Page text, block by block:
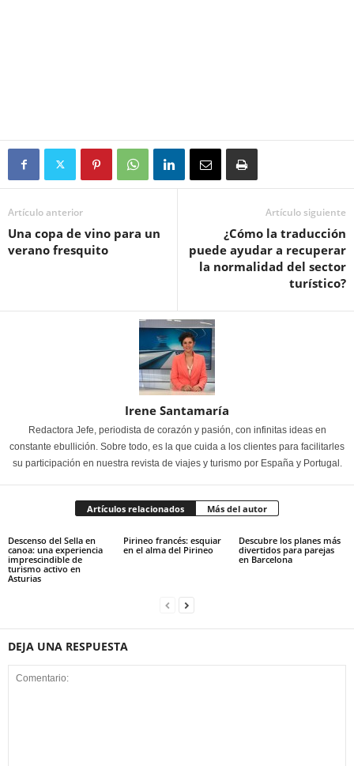
Artículo anterior
Una copa de vino para un
verano fresquito
Artículo siguiente
¿Cómo la traducción
puede ayudar a recuperar
la normalidad del sector
turístico?
Irene Santamaría
Redactora Jefe, periodista de corazón y pasión, con infinitas ideas en
constante ebullición. Sobre todo, es la que cuida a los clientes para facilitarles
su participación en nuestra revista de viajes y turismo por España y Portugal.
Artículos relacionados Más del autor
Descenso del Sella en
canoa: una experiencia
imprescindible de
turismo activo en
Asturias
Pirineo francés: esquiar
en el alma del Pirineo
Descubre los planes más
divertidos para parejas
en Barcelona
DEJA UNA RESPUESTA